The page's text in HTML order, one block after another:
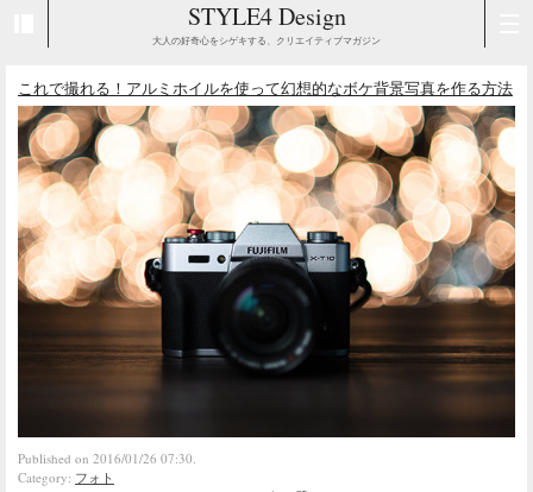
STYLE4 Design
大人の好奇心をシゲキする、クリエイティブマガジン
これで撮れる！アルミホイルを使って幻想的なボケ背景写真を作る方法
Published on 2016/01/26 07:30.
Category: フォト